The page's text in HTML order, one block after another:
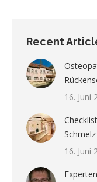
Recent
16. Juni
Schmelz
16. Juni